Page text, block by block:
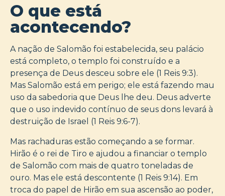
O que está
acontecendo?
A nação de Salomão foi estabelecida, seu palácio
está completo, o templo foi construído e a
presença de Deus desceu sobre ele (1 Reis 9:3).
Mas Salomão está em perigo; ele está fazendo mau
uso da sabedoria que Deus lhe deu. Deus adverte
que o uso indevido contínuo de seus dons levará à
destruição de Israel (1 Reis 9:6-7).
Mas rachaduras estão começando a se formar.
Hirão é o rei de Tiro e ajudou a financiar o templo
de Salomão com mais de quatro toneladas de
ouro. Mas ele está descontente (1 Reis 9:14). Em
troca do papel de Hirão em sua ascensão ao poder,